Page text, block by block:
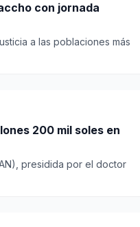
con jornada
a las poblaciones más
200 mil soles en
presidida por el doctor